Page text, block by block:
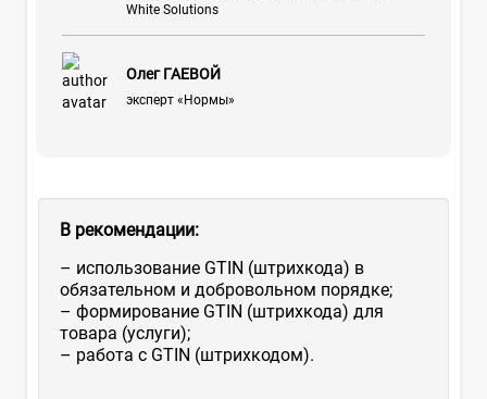
White Solutions
Олег ГАЕВОЙ
эксперт «Нормы»
В рекомендации:
– использование GTIN (штрихкода) в
обязательном и добровольном порядке;
– формирование GTIN (штрихкода) для
товара (услуги);
– работа с GTIN (штрихкодом).